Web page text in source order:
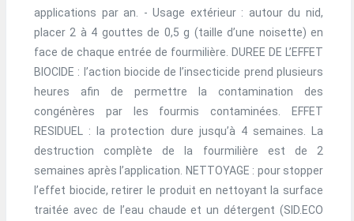
applications par an. - Usage extérieur : autour du nid,
placer 2 à 4 gouttes de 0,5 g (taille d’une noisette) en
face de chaque entrée de fourmilière. DUREE DE L’EFFET
BIOCIDE : l’action biocide de l’insecticide prend plusieurs
heures afin de permettre la contamination des
congénères par les fourmis contaminées. EFFET
RESIDUEL : la protection dure jusqu’à 4 semaines. La
destruction complète de la fourmilière est de 2
semaines après l’application. NETTOYAGE : pour stopper
l’effet biocide, retirer le produit en nettoyant la surface
traitée avec de l’eau chaude et un détergent (SID.ECO